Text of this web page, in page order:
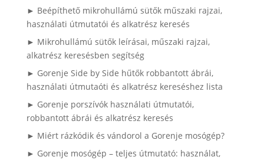
► Beépíthető mikrohullámú sütők műszaki rajzai,
használati útmutatói és alkatrész keresés
► Mikrohullámú sütők leírásai, műszaki rajzai,
alkatrész keresésben segítség
► Gorenje Side by Side hűtők robbantott ábrái,
használati útmutaóti és alkatrész kereséshez lista
► Gorenje porszívók használati útmutatói,
robbantott ábrái és alkatrész keresés
► Miért rázkódik és vándorol a Gorenje mosógép?
► Gorenje mosógép – teljes útmutató: használat,